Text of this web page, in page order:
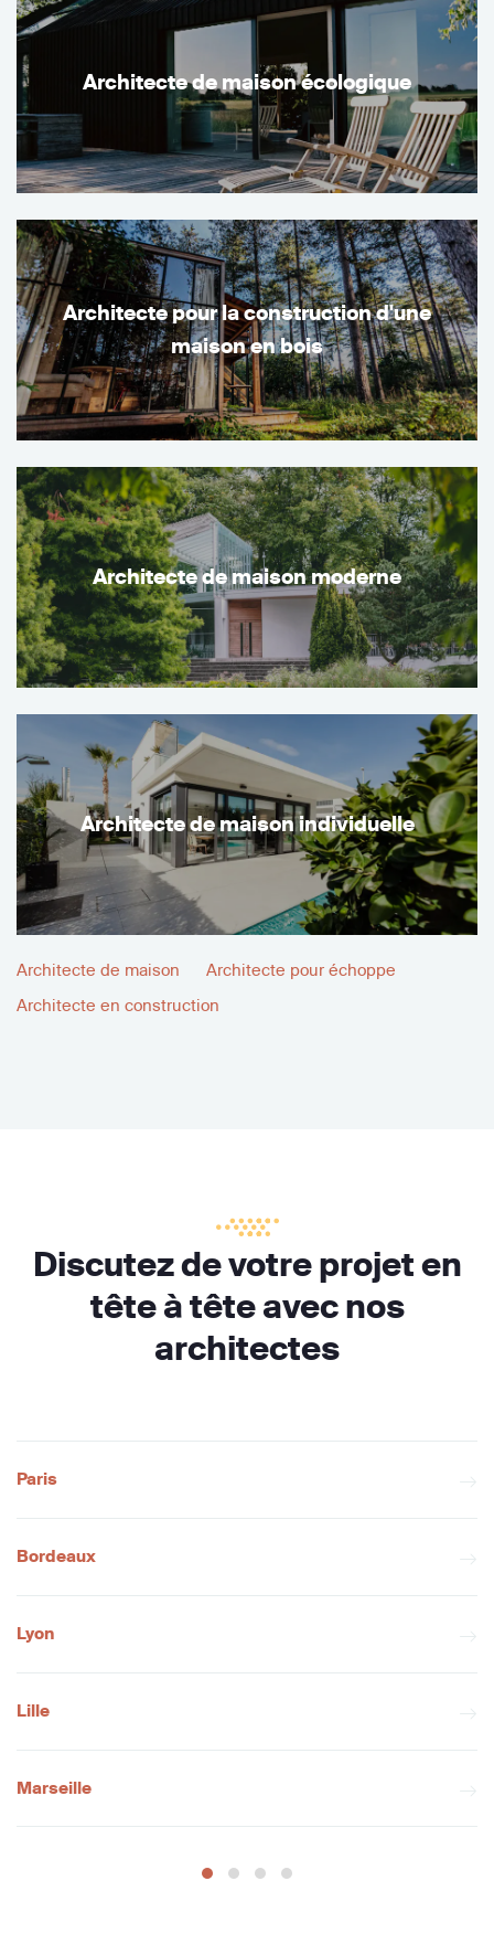
Architecte de maison écologique
Architecte pour la construction d'une
maison en bois
Architecte de maison moderne
Architecte de maison individuelle
Architecte de maison
Architecte pour échoppe
Architecte en construction
Discutez de votre projet en
tête à tête avec nos
architectes
Paris
Bordeaux
Lyon
Lille
Marseille